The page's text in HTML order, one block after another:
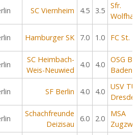
SC Viernheim 4.5 3.5
Sfr.
Hamburger SK 7.0 1.0 FC St.
SC Heimbach-
Weis-Neuwied
4.0 4.0
OSG
Baden
SF Berlin 4.0 4.0
USV TU
Dresden
Schachfreunde
Deizisau
6.0 2.0
MSA